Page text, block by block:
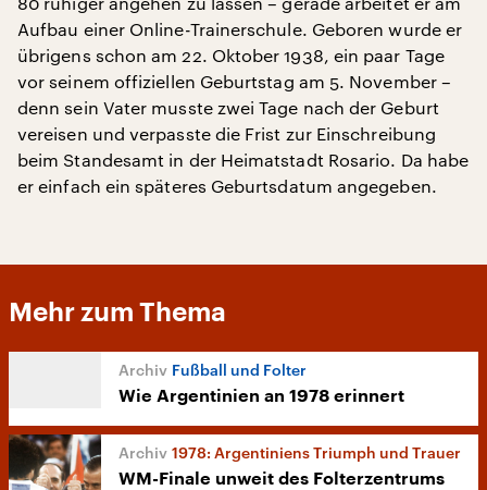
Aufbau einer Online-Trainerschule. Geboren wurde er
übrigens schon am 22. Oktober 1938, ein paar Tage
vor seinem offiziellen Geburtstag am 5. November –
denn sein Vater musste zwei Tage nach der Geburt
vereisen und verpasste die Frist zur Einschreibung
beim Standesamt in der Heimatstadt Rosario. Da habe
er einfach ein späteres Geburtsdatum angegeben.
Mehr zum Thema
Fußball und Folter
Wie Argentinien an 1978 erinnert
1978: Argentiniens Triumph und Trauer
WM-Finale unweit des Folterzentrums